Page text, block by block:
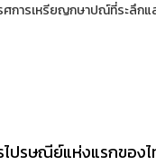
ารเหรียญกษาปณ์ที่ระลึกแ
ไปรษณีย์แห่งแรกของ